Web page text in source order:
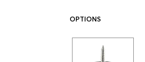
OPTIONS